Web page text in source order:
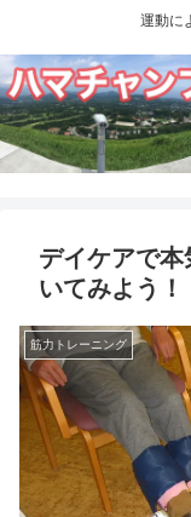
運動に
デイケアで
いてみよう！
筋力トレーニング